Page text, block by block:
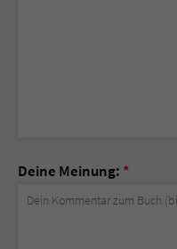
Deine Meinung: *